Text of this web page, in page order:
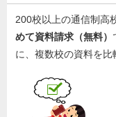
200校以上の通信制高
めて資料請求（無料）
に、複数校の資料を比